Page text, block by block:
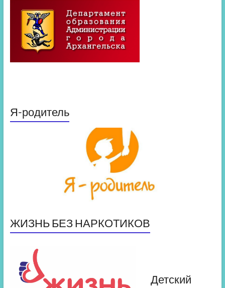
Я-родитель
ЖИЗНЬ БЕЗ НАРКОТИКОВ
Детский